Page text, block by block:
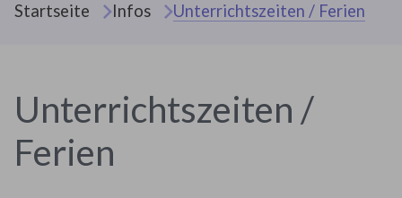
Startseite Infos Unterrichtszeiten / Ferien
Unterrichtszeiten /
Ferien